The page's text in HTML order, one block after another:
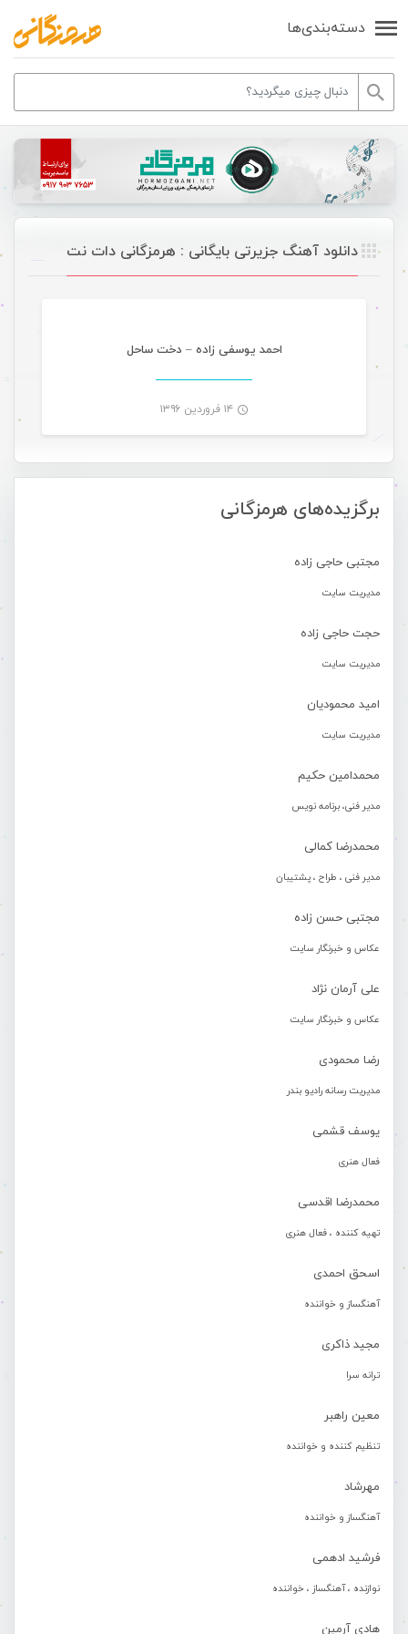
دسته‌بندی‌ها
برگزیده‌های هرمزگانی
مجتبی حاجی زاده
مدیریت سایت
حجت حاجی زاده
مدیریت سایت
امید محمودیان
مدیریت سایت
محمدامین حکیم
مدیر فنی، برنامه نویس
محمدرضا کمالی
مدیر فنی ، طراح ، پشتیبان
مجتبی حسن زاده
عکاس و خبرنگار سایت
علی آرمان نژاد
عکاس و خبرنگار سایت
رضا محمودی
مدیریت رسانه رادیو بندر
یوسف قشمی
فعال هنری
محمدرضا اقدسی
تهیه کننده ، فعال هنری
اسحق احمدی
آهنگساز و خواننده
مجید ذاکری
ترانه سرا
معین راهبر
تنظیم کننده و خواننده
مهرشاد
آهنگساز و خواننده
فرشید ادهمی
نوازنده ، آهنگساز ، خواننده
هادی آرمین
دانلود آهنگ جزیرتی بایگانی : هرمزگانی دات نت
احمد یوسفی زاده – دخت ساحل
۱۴ فروردین ۱۳۹۶